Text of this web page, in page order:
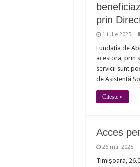
prin
1 iulie 2025
Fundația de
acestora, prin
servicii sunt
de Asistență
Citește »
Acces
26 mai 2025
Timișoara,